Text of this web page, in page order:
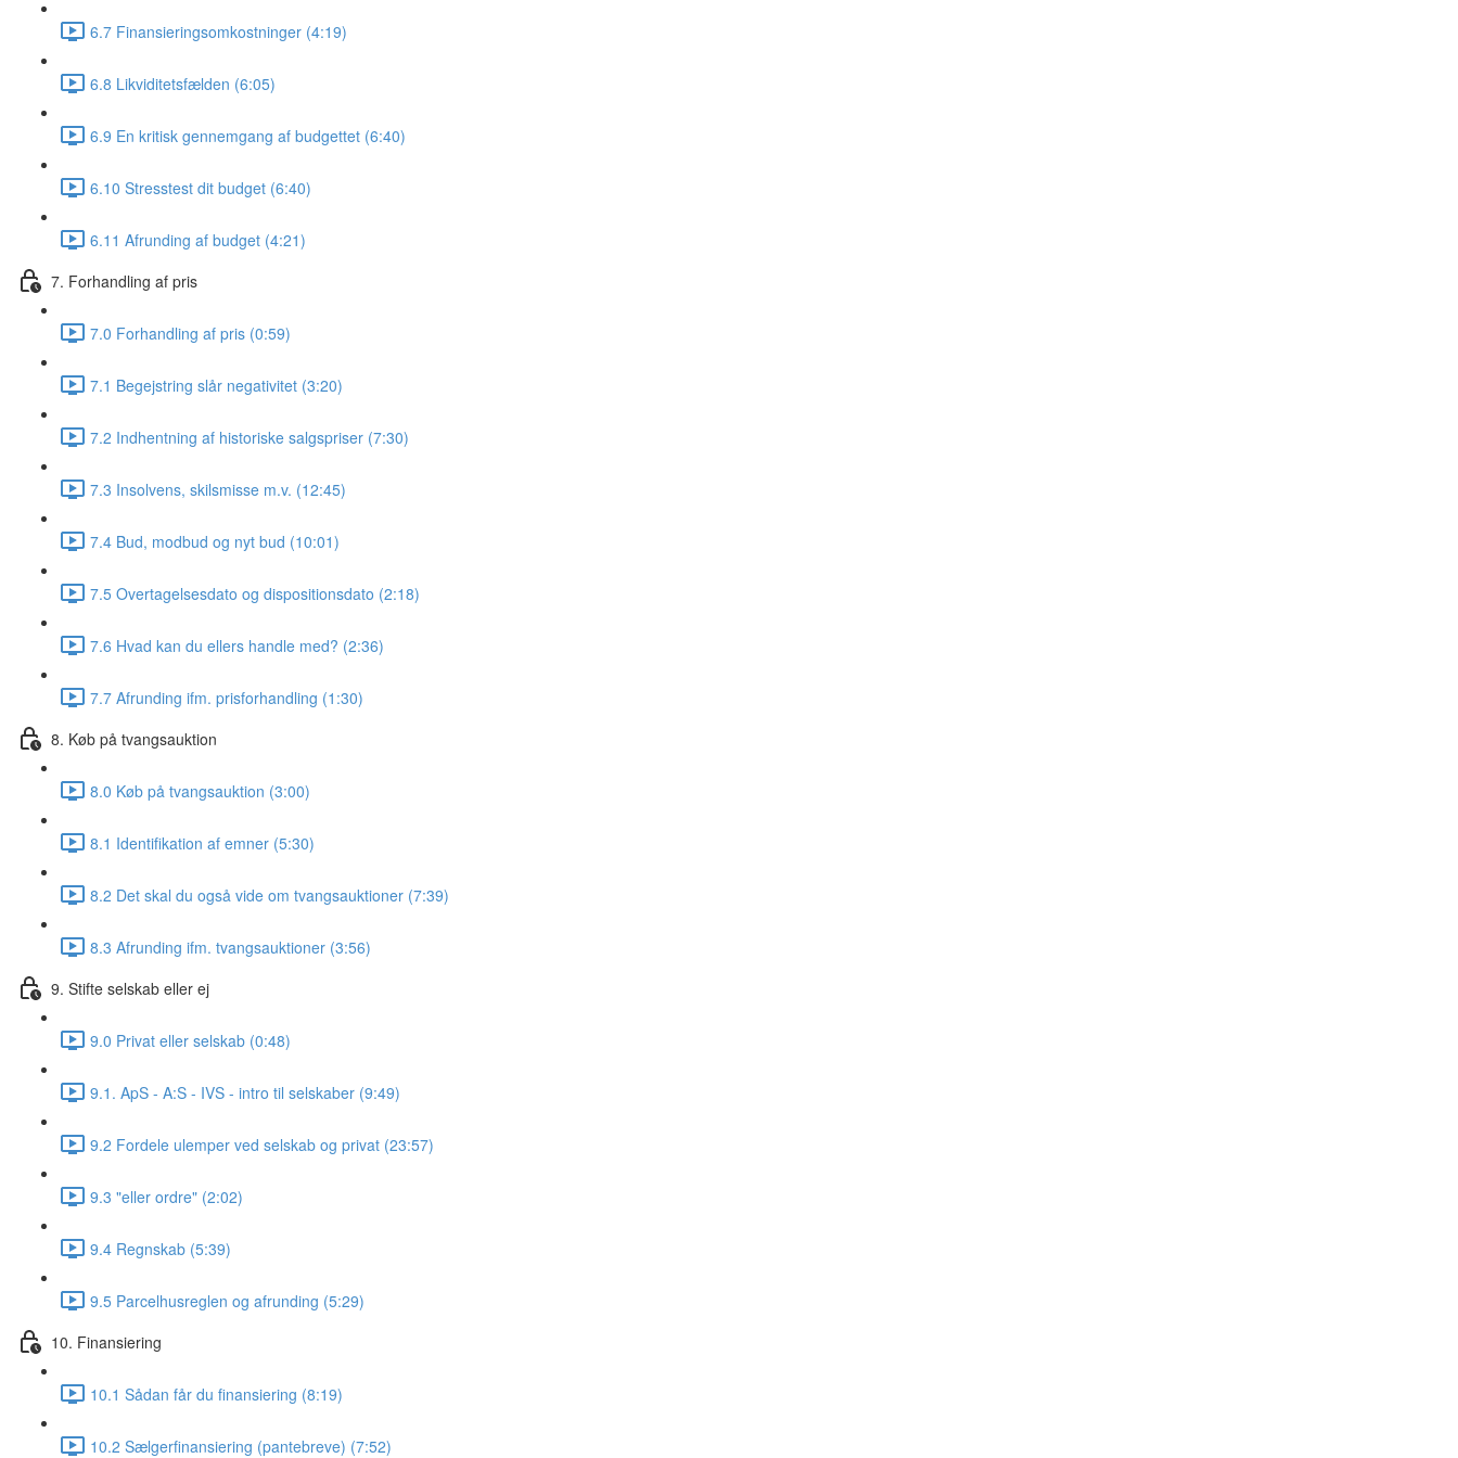
6.7 Finansieringsomkostninger (4:19)
6.8 Likviditetsfælden (6:05)
6.9 En kritisk gennemgang af budgettet (6:40)
6.10 Stresstest dit budget (6:40)
6.11 Afrunding af budget (4:21)
7. Forhandling af pris
7.0 Forhandling af pris (0:59)
7.1 Begejstring slår negativitet (3:20)
7.2 Indhentning af historiske salgspriser (7:30)
7.3 Insolvens, skilsmisse m.v. (12:45)
7.4 Bud, modbud og nyt bud (10:01)
7.5 Overtagelsesdato og dispositionsdato (2:18)
7.6 Hvad kan du ellers handle med? (2:36)
7.7 Afrunding ifm. prisforhandling (1:30)
8. Køb på tvangsauktion
8.0 Køb på tvangsauktion (3:00)
8.1 Identifikation af emner (5:30)
8.2 Det skal du også vide om tvangsauktioner (7:39)
8.3 Afrunding ifm. tvangsauktioner (3:56)
9. Stifte selskab eller ej
9.0 Privat eller selskab (0:48)
9.1. ApS - A:S - IVS - intro til selskaber (9:49)
9.2 Fordele ulemper ved selskab og privat (23:57)
9.3 "eller ordre" (2:02)
9.4 Regnskab (5:39)
9.5 Parcelhusreglen og afrunding (5:29)
10. Finansiering
10.1 Sådan får du finansiering (8:19)
10.2 Sælgerfinansiering (pantebreve) (7:52)